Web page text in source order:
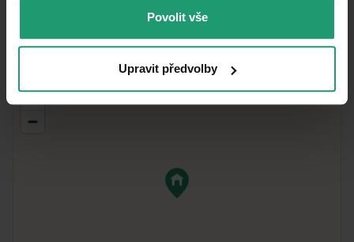
Povolit vše
Upravit předvolby
V okolí nehnuteľnosti nájdete